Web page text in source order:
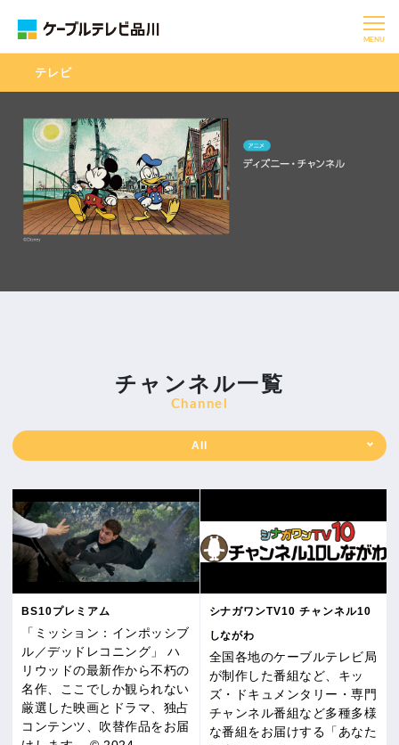
MENU
テレビ
チャンネル一覧
Channel
All
BS10プレミアム
「ミッション：インポッシブ
ル／デッドレコニング」 ハ
リウッドの最新作から不朽の
名作、ここでしか観られない
厳選した映画とドラマ、独占
コンテンツ、吹替作品をお届
シナガワンTV10 チャンネル10
しながわ
全国各地のケーブルテレビ局
が制作した番組など、キッ
ズ・ドキュメンタリー・専門
チャンネル番組など多種多様
な番組をお届けする「あなた